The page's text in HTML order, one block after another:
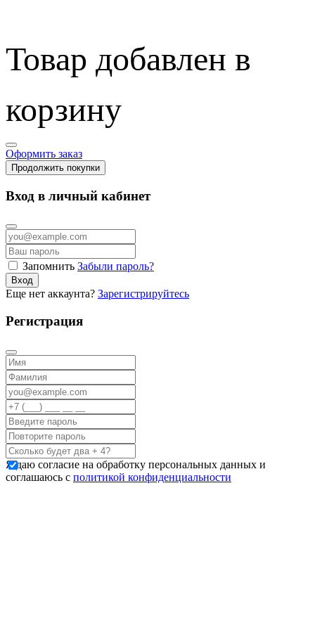
Товар добавлен в
корзину
Оформить заказ
Продолжить покупки
Вход в личный кабинет
Запомнить Забыли пароль?
Вход
Еще нет аккаунта? Зарегистрируйтесь
Регистрация
Я даю согласие на обработку персональных данных и
соглашаюсь с политикой конфиденциальности